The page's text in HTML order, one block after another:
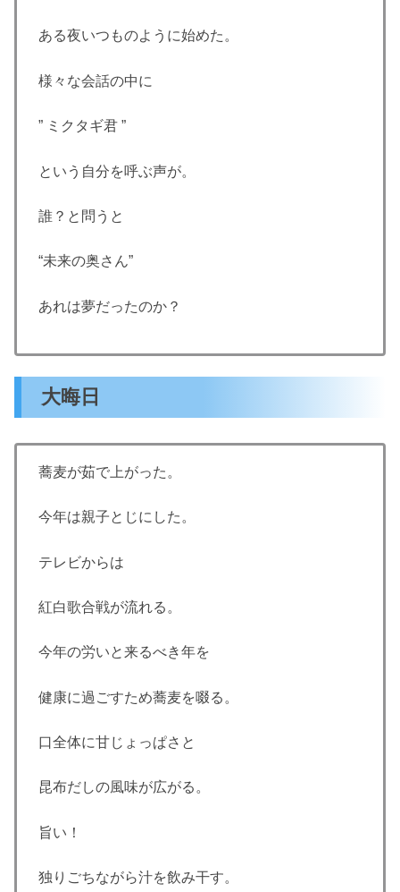
ある夜いつものように始めた。
様々な会話の中に
” ミクタギ君 ”
という自分を呼ぶ声が。
誰？と問うと
“未来の奥さん”
あれは夢だったのか？
大晦日
蕎麦が茹で上がった。
今年は親子とじにした。
テレビからは
紅白歌合戦が流れる。
今年の労いと来るべき年を
健康に過ごすため蕎麦を啜る。
口全体に甘じょっぱさと
昆布だしの風味が広がる。
旨い！
独りごちながら汁を飲み干す。